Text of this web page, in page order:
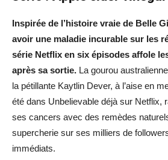
Inspirée de l’histoire vraie de Belle
avoir une maladie incurable sur les
série Netflix en six épisodes affole
après sa sortie. La gourou
la pétillante Kaytlin Dever, à l’aise en
été dans Unbelievable déjà sur Netflix,
ses cancers avec des remèdes
supercherie sur ses milliers de
immédiats.